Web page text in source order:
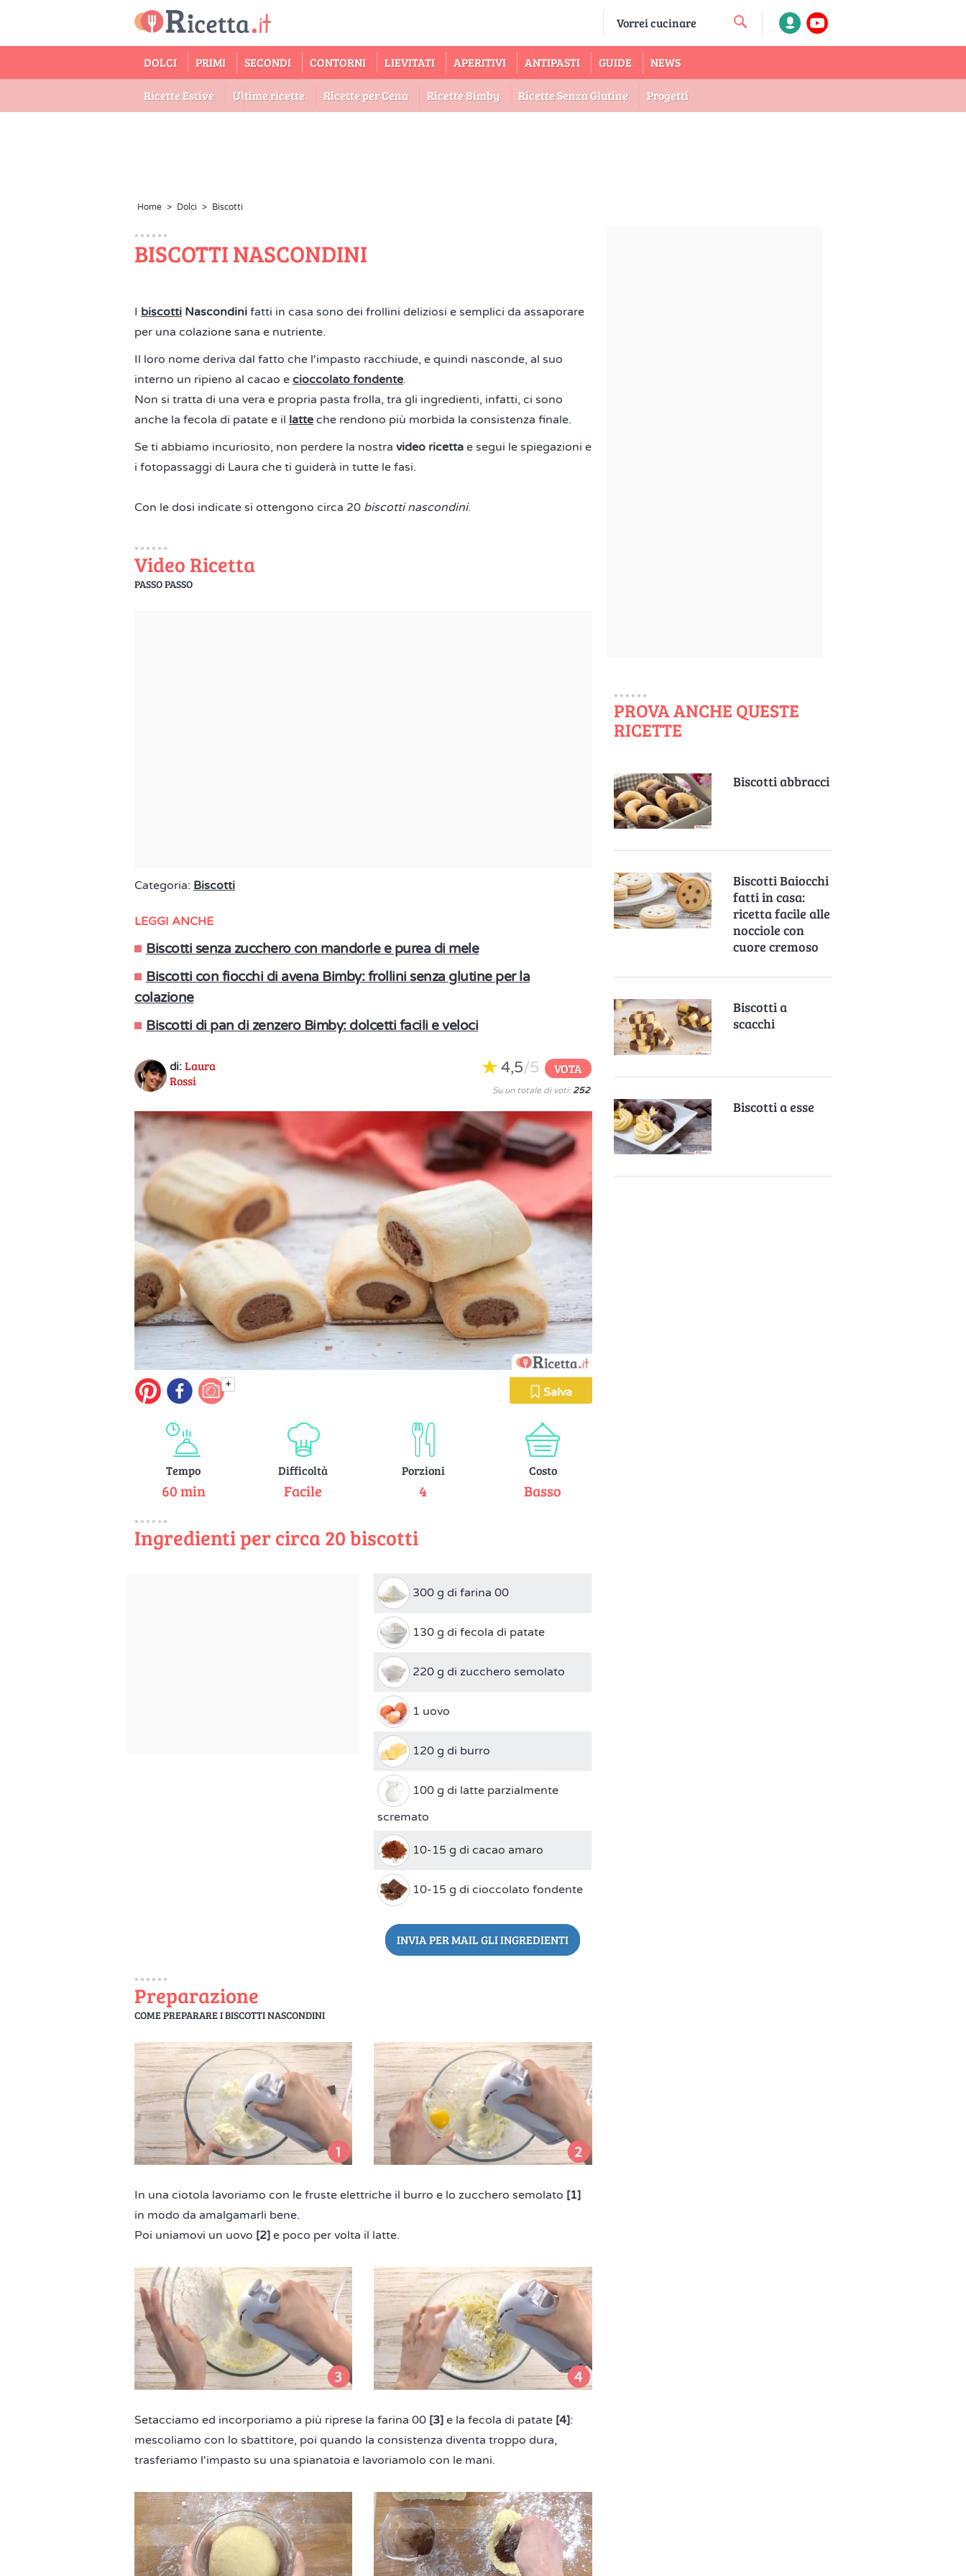
DOLCI PRIMI SECONDI CONTORNI LIEVITATI APERITIVI ANTIPASTI GUIDE NEWS
Ricette Estive Ultime ricette Ricette per Cena Ricette Bimby Ricette Senza Glutine Progetti
Home > Dolci > Biscotti
BISCOTTI NASCONDINI
I biscotti Nascondini fatti in casa sono dei frollini deliziosi e semplici da assaporare
per una colazione sana e nutriente.
Il loro nome deriva dal fatto che l'impasto racchiude, e quindi nasconde, al suo
interno un ripieno al cacao e cioccolato fondente.
Non si tratta di una vera e propria pasta frolla, tra gli ingredienti, infatti, ci sono
anche la fecola di patate e il latte che rendono più morbida la consistenza finale.
Se ti abbiamo incuriosito, non perdere la nostra video ricetta e segui le spiegazioni e
i fotopassaggi di Laura che ti guiderà in tutte le fasi.
Con le dosi indicate si ottengono circa 20 biscotti nascondini.
Video Ricetta
PASSO PASSO
Categoria: Biscotti
LEGGI ANCHE
Biscotti senza zucchero con mandorle e purea di mele
Biscotti con fiocchi di avena Bimby: frollini senza glutine per la
colazione
Biscotti di pan di zenzero Bimby: dolcetti facili e veloci
di: Laura
Rossi
4,5/5 VOTA
Su un totale di voti: 252
+
Salva
Tempo
60 min
Difficoltà
Facile
Porzioni
4
Costo
Basso
Ingredienti per circa 20 biscotti
300 g di farina 00
130 g di fecola di patate
220 g di zucchero semolato
1 uovo
120 g di burro
100 g di latte parzialmente
scremato
10-15 g di cacao amaro
10-15 g di cioccolato fondente
INVIA PER MAIL GLI INGREDIENTI
Preparazione
COME PREPARARE I BISCOTTI NASCONDINI
In una ciotola lavoriamo con le fruste elettriche il burro e lo zucchero semolato [1]
in modo da amalgamarli bene.
Poi uniamovi un uovo [2] e poco per volta il latte.
Setacciamo ed incorporiamo a più riprese la farina 00 [3] e la fecola di patate [4]:
mescoliamo con lo sbattitore, poi quando la consistenza diventa troppo dura,
trasferiamo l'impasto su una spianatoia e lavoriamolo con le mani.
PROVA ANCHE QUESTE
RICETTE
Biscotti abbracci
Biscotti Baiocchi
fatti in casa:
ricetta facile alle
nocciole con
cuore cremoso
Biscotti a
scacchi
Biscotti a esse